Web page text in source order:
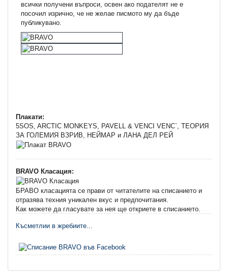
всички получени въпроси, освен ако подателят не е
посочил изрично, че не желае писмото му да бъде
публикувано.
Плакати:
5SOS, ARCTIC MONKEYS, PAVELL & VENCI VENC`, ТЕОРИЯ
ЗА ГОЛЕМИЯ ВЗРИВ, НЕЙМАР и ЛАНА ДЕЛ РЕЙ
BRAVO Класация:
БРАВО класацията се прави от читателите на списанието и
отразява техния уникален вкус и предпочитания.
Как можете да гласувате за нея ще откриете в списанието.
Късметлии в жребиите...